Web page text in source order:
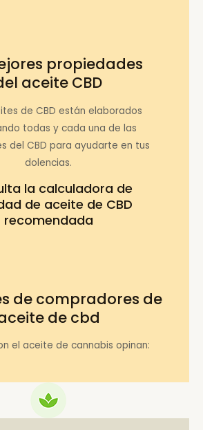
propiedades
aceite CBD
de CBD están elaborados
todas y cada una de las
del CBD para ayudarte en tus
dolencias.
la calculadora de
de aceite de CBD
recomendada
de compradores de
de cbd
el aceite de cannabis opinan: